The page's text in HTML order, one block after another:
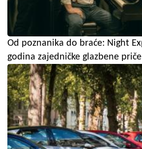
Od poznanika do braće: Night
godina zajedničke glazbene priče